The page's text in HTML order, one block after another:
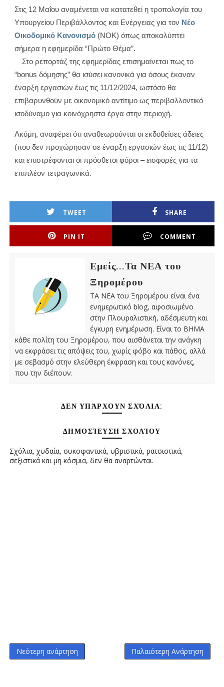
Στις 12 Μαΐου αναμένεται να κατατεθεί η τροπολογία του
Υπουργείου Περιβάλλοντος και Ενέργειας για τον Νέο
Οικοδομικό Κανονισμό (ΝΟΚ) όπως αποκαλύπτει
σήμερα η εφημερίδα “Πρώτο Θέμα”.
Στο ρεπορτάζ της εφημερίδας επισημαίνεται πως το
“bonus δόμησης” θα ισύσει κανονικά για όσους έκαναν
έναρξη εργασιών έως τις 11/12/2024, ωστόσο θα
επιβαρυνθούν με οικονομικό αντίτιμο ως περιβαλλοντικό
ισοδύναμο για κοινόχρηστα έργα στην περιοχή.
Ακόμη, αναφέρει ότι αναθεωρούνται οι εκδοθείσες άδειες
(που δεν προχώρησαν σε έναρξη εργασιών έως τις 11/12)
και επιστρέφονται οι πρόσθετοι φόροι – εισφορές για τα
επιπλέον τετραγωνικά.
TWEET SHARE
PIN IT COMMENT
Εμείς...Τα ΝΕΑ του
Ξηρομέρου
ΤΑ ΝΕΑ του Ξηρομέρου είναι ένα
ενημερωτικό blog, αφοσιωμένο
στην Πλουραλιστική, αδέσμευτη και
έγκυρη ενημέρωση. Είναι το ΒΗΜΑ
κάθε πολίτη του Ξηρομέρου, που αισθάνεται την ανάγκη
να εκφράσει τις απόψεις του, χωρίς φόβο και πάθος, αλλά
με σεβασμό στην ελεύθερη έκφραση και τους κανόνες,
που την διέπουν.
ΔΕΝ ΥΠΆΡΧΟΥΝ ΣΧΌΛΙΑ:
ΔΗΜΟΣΊΕΥΣΗ ΣΧΟΛΊΟΥ
Σχόλια, χυδαία, συκοφαντικά, υβριστικά, ρατσιστικά,
σεξιστικά και μη κόσμια, δεν θα αναρτώνται.
Νεότερη ανάρτηση Παλαιότερη Ανάρτηση